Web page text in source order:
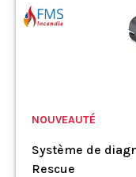
NOUVEAUTÉ
Système de
Rescue